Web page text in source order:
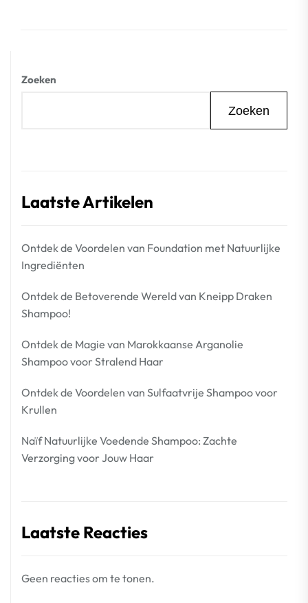
Zoeken
Zoeken
Laatste Artikelen
Ontdek de Voordelen van Foundation met Natuurlijke
Ingrediënten
Ontdek de Betoverende Wereld van Kneipp Draken
Shampoo!
Ontdek de Magie van Marokkaanse Arganolie
Shampoo voor Stralend Haar
Ontdek de Voordelen van Sulfaatvrije Shampoo voor
Krullen
Naïf Natuurlijke Voedende Shampoo: Zachte
Verzorging voor Jouw Haar
Laatste Reacties
Geen reacties om te tonen.